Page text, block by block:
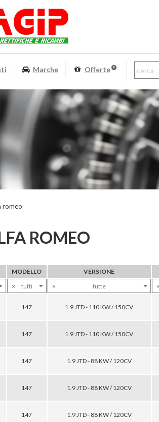
Marche Offerte
romeo
ROMEO
MODELLO VERSIONE
× tutti × tutte ×
147 1.9 JTD - 110 KW / 150CV
147 1.9 JTD - 110 KW / 150CV
147 1.9 JTD - 88 KW / 120CV
147 1.9 JTD - 88 KW / 120CV
147 1.9 JTD - 88 KW / 120CV